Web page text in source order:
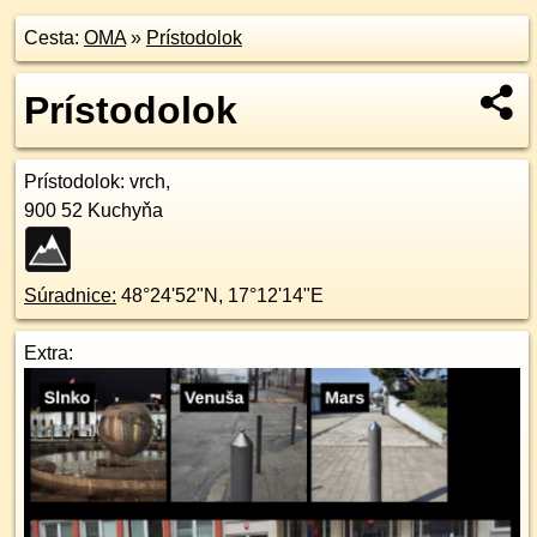
Cesta: OMA» Prístodolok
Prístodolok
Prístodolok: vrch,
900 52 Kuchyňa
Súradnice: 48°24'52"N , 17°12'14"E
Extra: